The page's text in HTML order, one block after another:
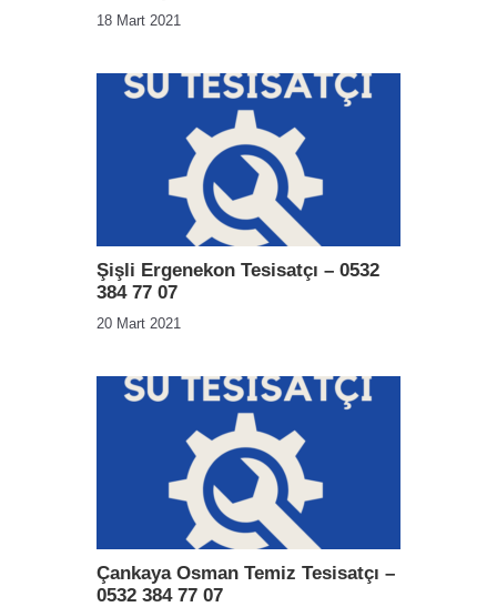
18 Mart 2021
Şişli Ergenekon Tesisatçı – 0532
384 77 07
20 Mart 2021
Çankaya Osman Temiz Tesisatçı –
0532 384 77 07